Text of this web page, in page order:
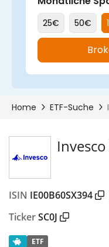
Invesco
ISIN IE00B60SX394
TickerSC0J
ETF